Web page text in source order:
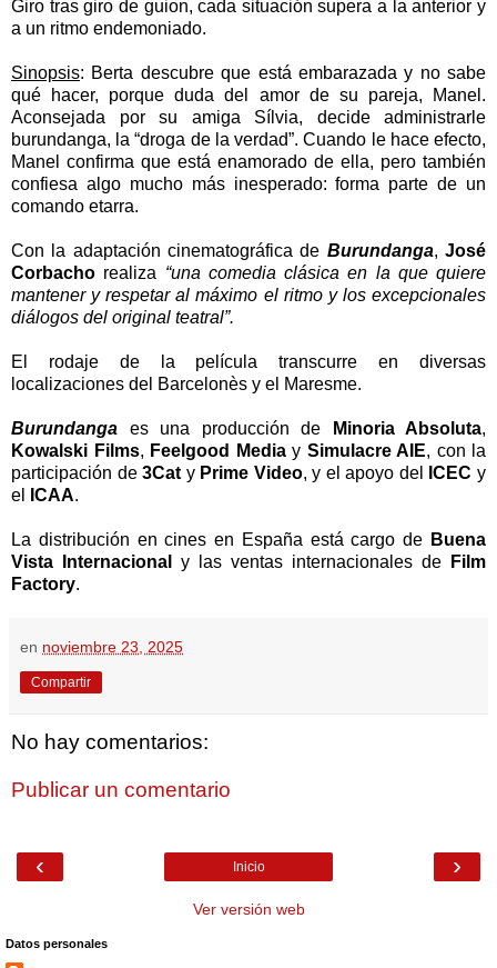
Giro tras giro de guion, cada situación supera a la anterior y
a un ritmo endemoniado.
Sinopsis: Berta descubre que está embarazada y no sabe
qué hacer, porque duda del amor de su pareja, Manel.
Aconsejada por su amiga Sílvia, decide administrarle
burundanga, la “droga de la verdad”. Cuando le hace efecto,
Manel confirma que está enamorado de ella, pero también
confiesa algo mucho más inesperado: forma parte de un
comando etarra.
Con la adaptación cinematográfica de Burundanga,José
Corbacho realiza “una comedia clásica en la que quiere
mantener y respetar al máximo el ritmo y los excepcionales
diálogos del original teatral”.
El rodaje de la película transcurre en diversas
localizaciones del Barcelonès y el Maresme.
Burundanga es una producción de Minoria Absoluta,
Kowalski Films, Feelgood Mediay Simulacre AIE, con la
participación de3Cat y Prime Video, y el apoyo del ICEC y
el
ICAA.
La distribución en cines en España está cargo de Buena
Vista Internacional
y las ventas internacionales de
Film
Factory.
en noviembre 23, 2025
Compartir
No hay comentarios:
Publicar un comentario
‹ ›
Inicio
Ver versión web
Datos personales